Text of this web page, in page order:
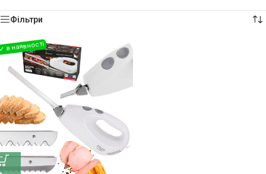
Фільтри